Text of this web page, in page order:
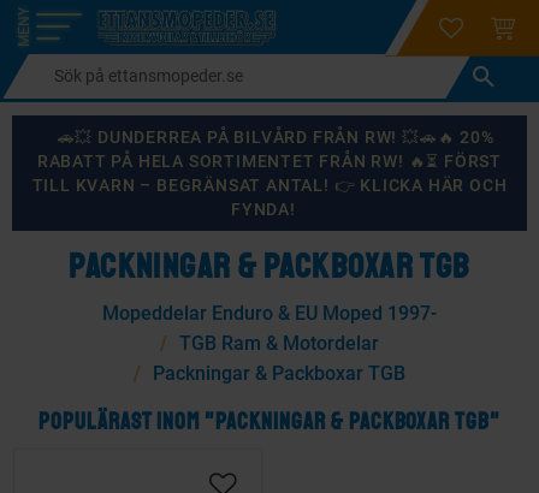
Meny
login
🚗💥 DUNDERREA PÅ BILVÅRD FRÅN RW! 💥🚗🔥 20%
RABATT PÅ HELA SORTIMENTET FRÅN RW! 🔥⏳ FÖRST
TILL KVARN – BEGRÄNSAT ANTAL! 👉 KLICKA HÄR OCH
FYNDA!
PACKNINGAR & PACKBOXAR TGB
Mopeddelar Enduro & EU Moped 1997-
TGB Ram & Motordelar
Packningar & Packboxar TGB
POPULÄRAST INOM "PACKNINGAR & PACKBOXAR TGB"